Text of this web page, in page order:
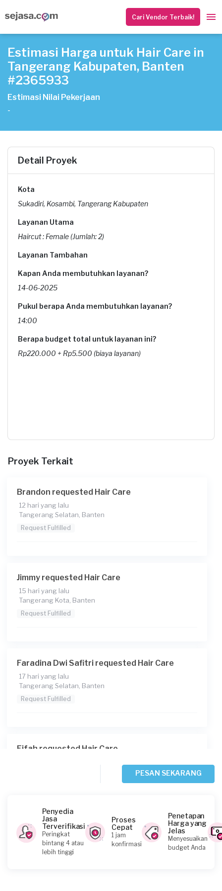
Cari Vendor Terbaik!
Estimasi Harga untuk Hair Care in
Tangerang Kabupaten, Banten
#2365933
Estimasi Nilai Pekerjaan
-
Detail Proyek
Kota
Sukadiri, Kosambi, Tangerang Kabupaten
Layanan Utama
Haircut : Female (Jumlah: 2)
Layanan Tambahan
Kapan Anda membutuhkan layanan?
14-06-2025
Pukul berapa Anda membutuhkan layanan?
14:00
Berapa budget total untuk layanan ini?
Rp220.000 + Rp5.500 (biaya layanan)
Proyek Terkait
Brandon requested Hair Care
12 hari yang lalu
Tangerang Selatan, Banten
Request Fulfilled
Jimmy requested Hair Care
15 hari yang lalu
Tangerang Kota, Banten
Request Fulfilled
Faradina Dwi Safitri requested Hair Care
17 hari yang lalu
Tangerang Selatan, Banten
Request Fulfilled
Fifah requested Hair Care
Dara Fadilla requested Hair Care
Sekitar sebulan yang lalu
Tangerang Kota, Banten
PESAN SEKARANG
Penyedia
Jasa
Terverifikasi
Peringkat
bintang 4 atau
lebih tinggi
Proses
Cepat
1 jam
konfirmasi
Penetapan
Harga yang
Jelas
Menyesuaikan
budget Anda